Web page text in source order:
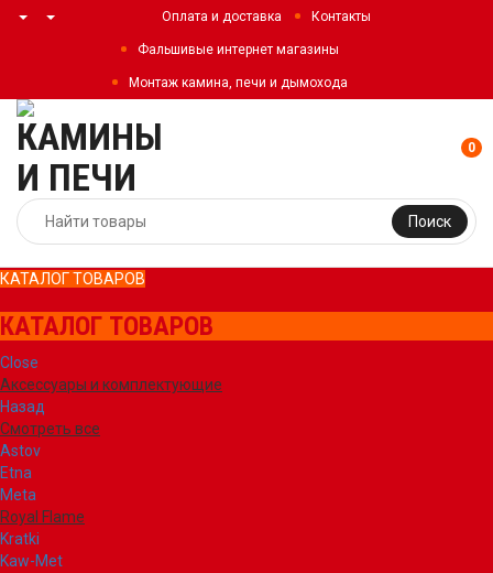
Оплата и доставка Контакты
Фальшивые интернет магазины
Монтаж камина, печи и дымохода
Поиск
0
КАТАЛОГ ТОВАРОВ
КАТАЛОГ ТОВАРОВ
Close
Аксессуары и комплектующие
Назад
Смотреть все
Astov
Etna
Meta
Royal Flame
Kratki
Kaw-Met